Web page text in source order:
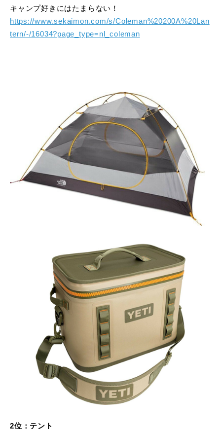
キャンプ好きにはたまらない！
https://www.sekaimon.com/s/Coleman%20200A%20Lan
tern/-/16034?page_type=nl_coleman
2位：テント